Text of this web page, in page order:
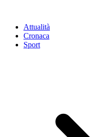
Attualità
Cronaca
Sport